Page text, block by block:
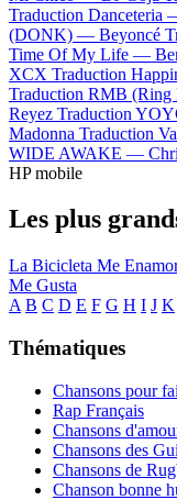
Traduction Danceteria
(DONK) — Beyoncé
Time Of My Life —
XCX Traduction
Traduction RMB
Reyez Traduction
Madonna Traduction
WIDE AWAKE —
HP mobile
Les plus
La Bicicleta Me
Me Gusta
A B C D E F G H I J K
Thématiques
Chansons pour
Rap Français
Chansons
Chansons des
Chansons de
Chanson bonne